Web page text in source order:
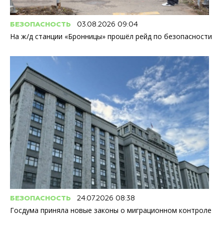
БЕЗОПАСНОСТЬ 03.08.2026 09:04
На ж/д станции «Бронницы» прошёл рейд по безопасности
БЕЗОПАСНОСТЬ 24.07.2026 08:38
Госдума приняла новые законы о миграционном контроле